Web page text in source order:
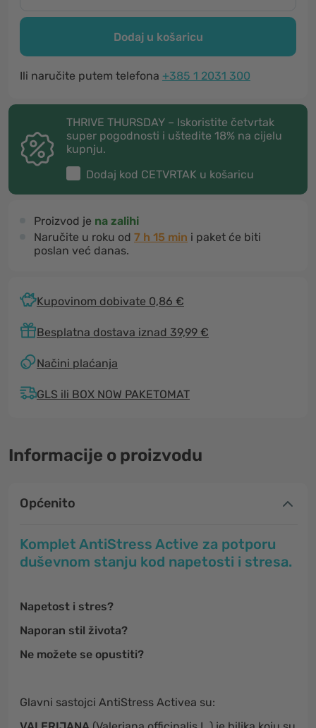
Dodaj u košaricu
Ili naručite putem telefona +385 1 2031 300
THRIVE THURSDAY – Iskoristite četvrtak
super pogodnosti i uštedite 18% na cijelu
kupnju.
Dodaj kod CETVRTAK u košaricu
Proizvod je na zalihi
Naručite u roku od 7 h 15 min i paket će biti
poslan već danas.
Kupovinom dobivate 0,86 €
Besplatna dostava iznad 39,99 €
Načini plaćanja
GLS ili BOX NOW PAKETOMAT
Informacije o proizvodu
Općenito
Komplet AntiStress Active za potporu
duševnom stanju kod napetosti i stresa.
Napetost i stres?
Naporan stil života?
Ne možete se opustiti?
Glavni sastojci AntiStress Activea su: